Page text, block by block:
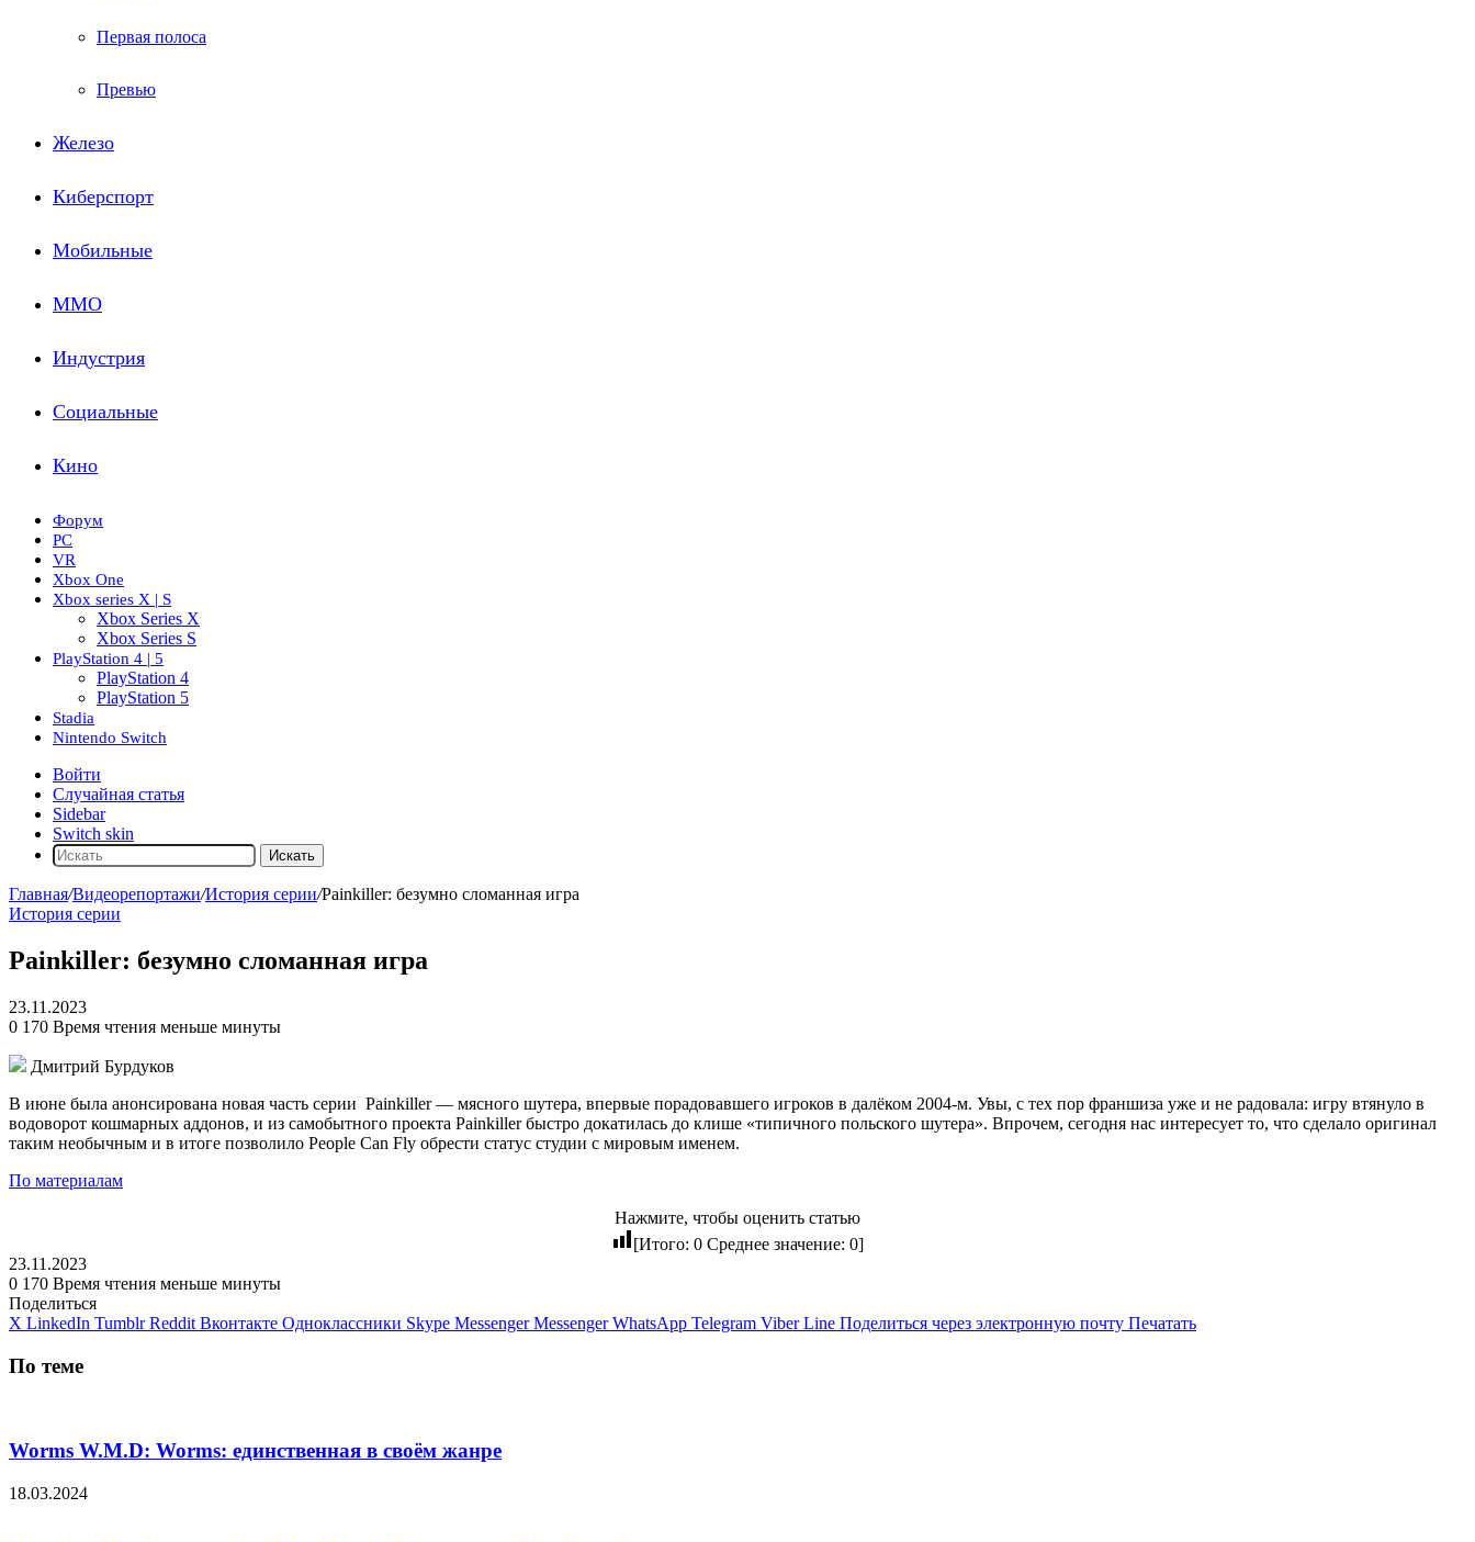
Первая полоса
Превью
Железо
Киберспорт
Мобильные
ММО
Индустрия
Социальные
Кино
Форум
PC
VR
Xbox One
Xbox series X | S
Xbox Series X
Xbox Series S
PlayStation 4 | 5
PlayStation 4
PlayStation 5
Stadia
Nintendo Switch
Войти
Случайная статья
Sidebar
Switch skin
Искать
Главная/Видеорепортажи/История серии/Painkiller: безумно сломанная игра
История серии
Painkiller: безумно сломанная игра
23.11.2023
0 170 Время чтения меньше минуты
Дмитрий Бурдуков
В июне была анонсирована новая часть серии Painkiller— мясного шутера, впервые порадовавшего игроков в далёком 2004-м. Увы, с тех пор франшиза уже и не радовала: игру втянуло в
водоворот кошмарных аддонов, и из самобытного проекта Painkiller быстро докатилась до клише «типичного польского шутера». Впрочем, сегодня нас интересует то, что сделало оригинал
таким необычным и в итоге позволило People Can Fly обрести статус студии с мировым именем.
По материалам
Нажмите, чтобы оценить статью
[Итого: 0 Среднее значение: 0]
23.11.2023
0 170 Время чтения меньше минуты
Поделиться
X LinkedIn Tumblr Reddit Вконтакте Одноклассники Skype Messenger Messenger WhatsApp Telegram Viber Line Поделиться через электронную почту Печатать
По теме
Worms W.M.D: Worms: единственная в своём жанре
18.03.2024